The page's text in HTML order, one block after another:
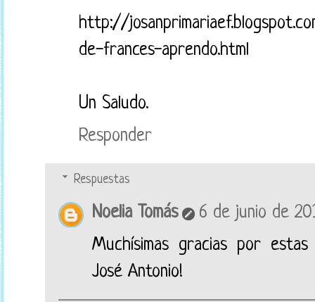
http://
de-frances-aprendo.html
Un Saludo.
Responder
Respuestas
Noelia Tomás
6 de junio de
Muchísimas gracias por
José Antonio!